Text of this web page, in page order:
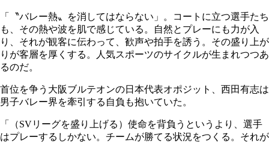
「〝バレー熱〟を消してはならない」。コートに立つ選手たち
も、その熱や波を肌で感じている。自然とプレーにも力が入
り、それが観客に伝わって、歓声や拍手を誘う。その盛り上が
りが客層を厚くする。人気スポーツのサイクルが生まれつつあ
るのだ。
首位を争う大阪ブルテオンの日本代表オポジット、西田有志は
男子バレー界を牽引する自負も抱いていた。
「（SVリーグを盛り上げる）使命を背負うというより、選手
はプレーするしかない。チームが勝てる状況をつくる。それが